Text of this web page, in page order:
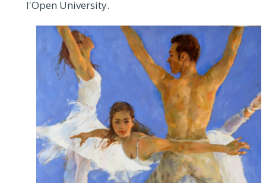
l'Open University.